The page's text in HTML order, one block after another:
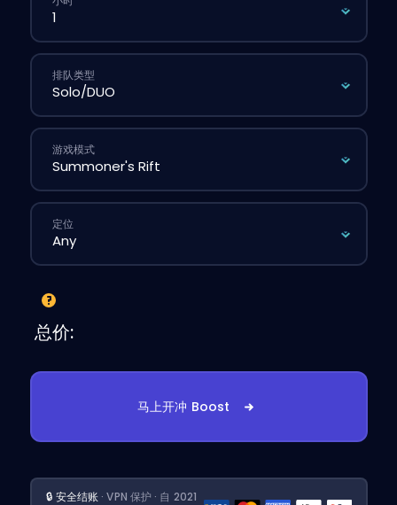
排队类型
游戏模式
定位
总价:
马上开冲 Boost
🔒 安全结账 · VPN 保护 · 自 2021